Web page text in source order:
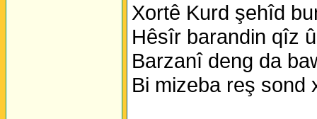
Xortê Kurd şehîd
Hêsîr barandin qîz
Barzanî deng da
Bi mizeba reş sond